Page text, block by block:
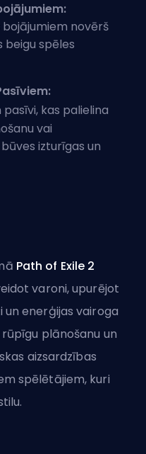
novērš
beigu spēles
pasīvi, kas palielina
vai
izturīgas un
Path of Exile 2
varoni, upurējot
enerģijas vairoga
plānošanu un
aizsardzības
spēlētājiem, kuri